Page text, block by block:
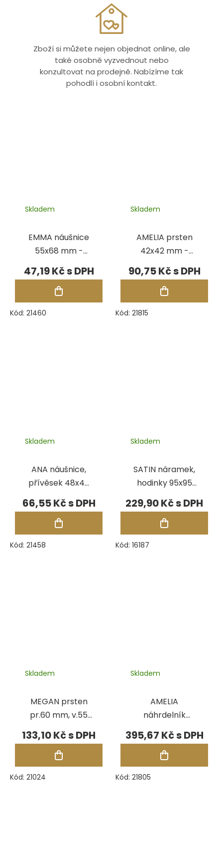
Zboží si můžete nejen objednat online, ale
také osobně vyzvednout nebo
konzultovat na prodejně. Nabízíme tak
pohodlí i osobní kontakt.
EMMA náušnice
55x68 mm -
ŠEDÁ
Skladem
47,19 Kč
Kód: 21460
AMELIA prsten
42x42 mm -
PÍSKOVÁ
Skladem
90,75 Kč
Kód: 21815
ANA náušnice,
přívěsek 48x48
mm - ČERVENÁ
Skladem
66,55 Kč
Kód: 21458
SATIN náramek,
hodinky 95x95
mm - BORDÓ
Skladem
229,90 Kč
Kód: 16187
MEGAN prsten
pr.60 mm, v.55
mm - GRAPHITE
Skladem
133,10 Kč
Kód: 21024
AMELIA
náhrdelník
185x183 mm -
RŮŽOVÁ
Skladem
395,67 Kč
Kód: 21805